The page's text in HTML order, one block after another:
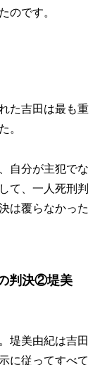
のです。
た吉田は最も重
。
自分が主犯でな
て、一人死刑判
は覆らなかった
判決②堤美
堤美由紀は吉田
に従ってすべて